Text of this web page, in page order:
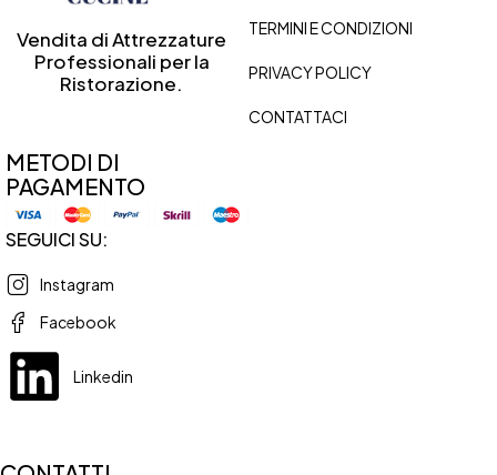
Vendita di Attrezzature
Professionali per la
Ristorazione.
TERMINI E CONDIZIONI
PRIVACY POLICY
CONTATTACI
METODI DI
PAGAMENTO
SEGUICI SU:
Instagram
Facebook
Linkedin